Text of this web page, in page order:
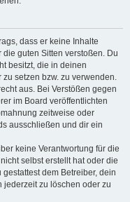
dass er keine Inhalte
guten Sitten verstoßen. Du
besitzt, die in deinen
setzen bzw. zu verwenden.
aus. Bei Verstößen gegen
im Board veröffentlichten
zeitweise oder
ausschließen und dir ein
keine Verantwortung für die
selbst erstellt hat oder die
dem Betreiber, dein
jederzeit zu löschen oder zu